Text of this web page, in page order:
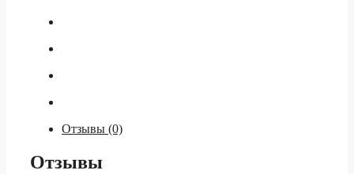
Отзывы (0)
Отзывы